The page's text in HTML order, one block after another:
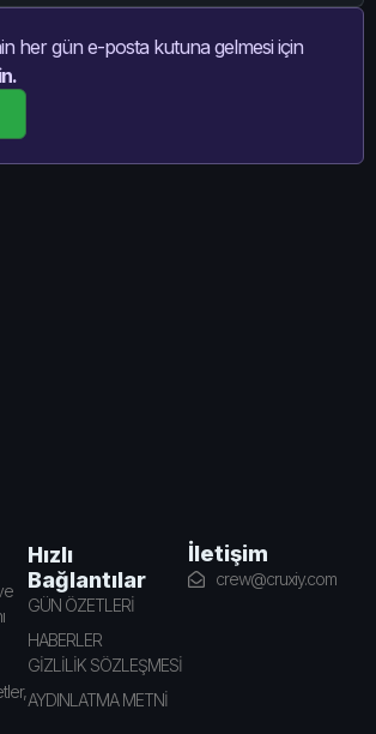
her gün e-posta kutuna gelmesi için
Hızlı
Bağlantılar
GÜN ÖZETLERİ
HABERLER
GİZLİLİK SÖZLEŞMESİ
AYDINLATMA METNİ
İletişim
crew@cruxiy.com